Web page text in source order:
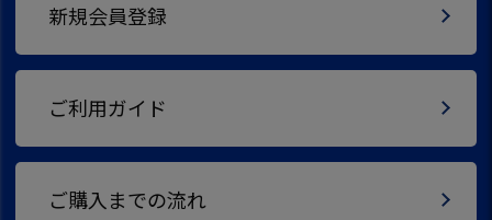
新規会員登録
ご利用ガイド
ご購入までの流れ